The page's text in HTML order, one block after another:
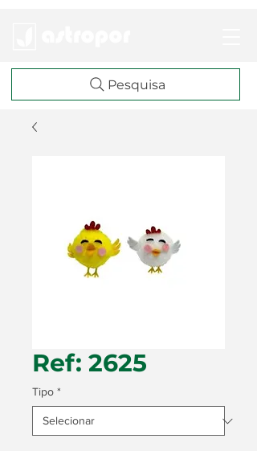
Pesquisa
Ref: 2625
Tipo *